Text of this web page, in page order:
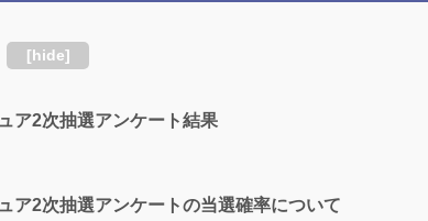
[hide]
ア2次抽選アンケート結果
ア2次抽選アンケートの当選確率について